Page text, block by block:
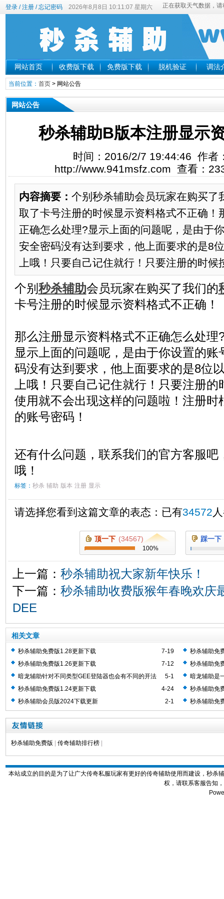
登录/注册/忘记密码 2026年8月8日 10:11:07 星期六
网站首页 收费版下载 免费版下载 脱机验证 调法
当前位置： 首页> 网站公告
网站公告
秒杀辅助B版本注册显示
时间：2016/2/7 19:44:46 作者
http://www.941msfz.com 查看：
内容摘要： 个别秒杀辅助会员玩家在购买了
取了卡号注册的时候显示资料格式不正确！
正确怎么处理?显示上面的问题呢，是由于
安全密码没有达到要求，他上面要求的是8
上哦！只要自己记住就行！只要注册的时候
个别 秒杀辅助会员玩家在购买了我们的
卡号注册的时候显示资料格式不正确！
那么注册显示资料格式不正确怎么处理
显示上面的问题呢，是由于你设置的
码没有达到要求，他上面要求的是8位
上哦！只要自己记住就行！只要注册
使用就不会出现这样的问题啦！注册时
的账号密码！
还有什么问题，联系我们的官方客服吧
哦！
标签： 秒杀 辅助 版本 注册 显示
请选择您看到这篇文章的表态：已有34572
顶一下 (34567)
100%
踩一下
上一篇： 秒杀辅助祝大家新年快乐！
下一篇： 秒杀辅助收费版猴年春晚欢庆
DEE
相关文章
7-19
秒杀辅助免费版1.28更新下载
秒杀辅助免
7-12
秒杀辅助免费版1.26更新下载
秒杀辅助免
5-1
暗龙辅助针对不同类型GEE登陆器也会有不同的开法
暗龙辅助是
助工具
4-24
秒杀辅助免费版1.24更新下载
秒杀辅助免
2-1
秒杀辅助会员版2024下载更新 秒杀辅助免
秒杀辅助免费版 传奇辅助排行榜
本站成立的目的是为了让广大传奇私服玩家有更好的传奇辅助使用而建设，秒
权，请联系客服告知